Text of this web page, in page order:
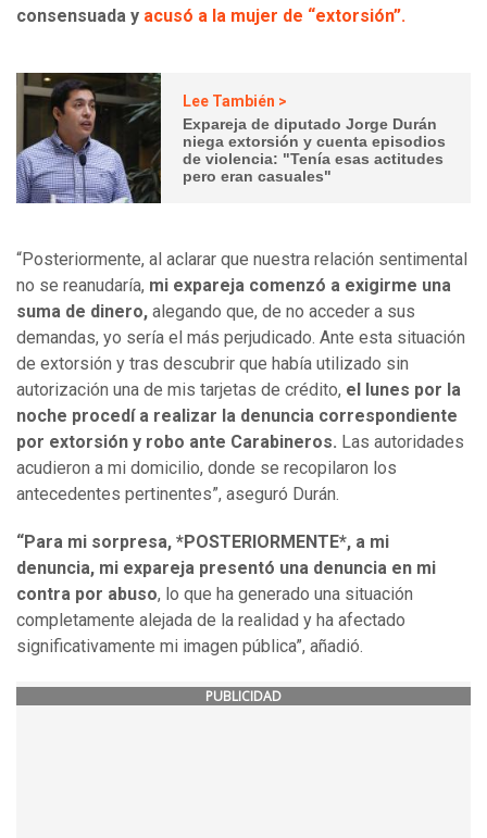
consensuada y acusó a la mujer de “extorsión”.
Lee También >
Expareja de diputado Jorge Durán
niega extorsión y cuenta episodios
de violencia: "Tenía esas actitudes
pero eran casuales"
“Posteriormente, al aclarar que nuestra relación sentimental
no se reanudaría, mi expareja comenzó a exigirme una
suma de dinero, alegando que, de no acceder a sus
demandas, yo sería el más perjudicado. Ante esta situación
de extorsión y tras descubrir que había utilizado sin
autorización una de mis tarjetas de crédito, el lunes por la
noche procedí a realizar la denuncia correspondiente
por extorsión y robo ante Carabineros. Las autoridades
acudieron a mi domicilio, donde se recopilaron los
antecedentes pertinentes”, aseguró Durán.
“Para mi sorpresa, *POSTERIORMENTE*, a mi
denuncia, mi expareja presentó una denuncia en mi
contra por abuso, lo que ha generado una situación
completamente alejada de la realidad y ha afectado
significativamente mi imagen pública”, añadió.
PUBLICIDAD